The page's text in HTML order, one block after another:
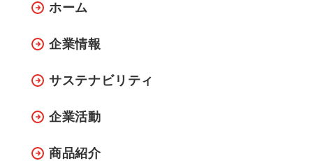
ホーム
企業情報
サステナビリティ
企業活動
商品紹介